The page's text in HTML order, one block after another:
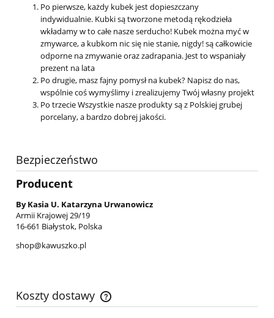
Po pierwsze, każdy kubek jest dopieszczany
indywidualnie. Kubki są tworzone metodą rękodzieła
wkładamy w to całe nasze serducho! Kubek można myć w
zmywarce, a kubkom nic się nie stanie, nigdy! są całkowicie
odporne na zmywanie oraz zadrapania. Jest to wspaniały
prezent na lata
Po drugie, masz fajny pomysł na kubek? Napisz do nas,
wspólnie coś wymyślimy i zrealizujemy Twój własny projekt
Po trzecie Wszystkie nasze produkty są z Polskiej grubej
porcelany, a bardzo dobrej jakości.
Bezpieczeństwo
Producent
By Kasia U. Katarzyna Urwanowicz
Armii Krajowej 29/19
16-661 Białystok, Polska
shop@kawuszko.pl
Koszty dostawy
Cena nie zawiera ewentualnych kosztów płatności